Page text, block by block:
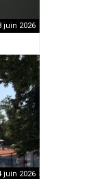
juin 2026
juin 2026